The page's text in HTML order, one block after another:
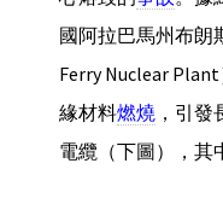
國阿拉巴馬州布朗
Ferry Nuclear
緣材料燃燒，引發
電纜（下圖），其